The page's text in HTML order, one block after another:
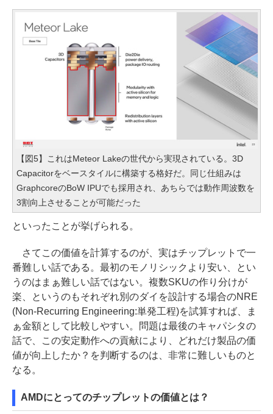
【図5】これはMeteor Lakeの世代から実現されている。3D
Capacitorをベースタイルに構築する格好だ。同じ仕組みは
GraphcoreのBoW IPUでも採用され、あちらでは動作周波数を
3割向上させることが可能だった
といったことが挙げられる。
さてこの価値を計算するのが、実はチップレットで一
番難しい話である。最初のモノリシックより安い、とい
うのはまぁ難しい話ではない。複数SKUの作り分けが
楽、というのもそれぞれ別のダイを設計する場合のNRE
(Non-Recurring Engineering:単発工程)を試算すれば、ま
ぁ金額として比較しやすい。問題は最後のキャパシタの
話で、この安定動作への貢献により、どれだけ製品の価
値が向上したか？を判断するのは、非常に難しいものと
なる。
AMDにとってのチップレットの価値とは？